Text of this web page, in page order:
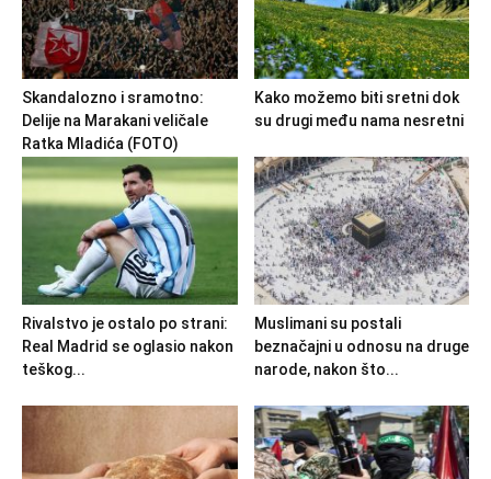
Skandalozno i sramotno:
Delije na Marakani veličale
Ratka Mladića (FOTO)
Kako možemo biti sretni dok
su drugi među nama nesretni
Rivalstvo je ostalo po strani:
Real Madrid se oglasio nakon
teškog...
Muslimani su postali
beznačajni u odnosu na druge
narode, nakon što...